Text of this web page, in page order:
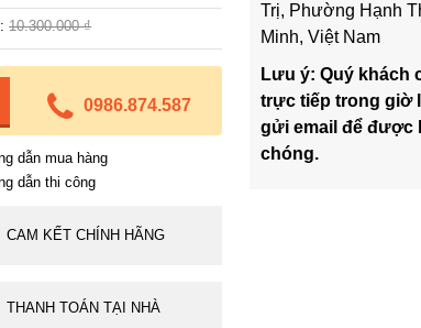
10.300.000 ₫
0986.874.587
dẫn mua hàng
dẫn thi công
CAM KẾT CHÍNH HÃNG
THANH TOÁN TẠI NHÀ
Trị, Phường Hạnh
Minh, Việt Nam
Lưu ý: Quý khách
trực tiếp trong giờ
gửi email để được
chóng.